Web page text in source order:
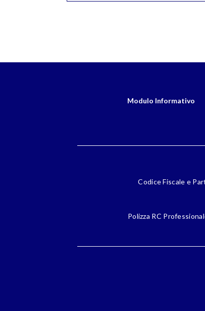
Modulo Informativo
Codice Fiscale e
Polizza RC